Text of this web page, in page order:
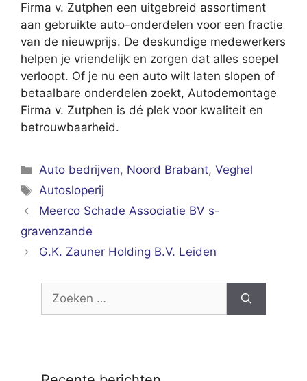
Firma v. Zutphen een uitgebreid assortiment
aan gebruikte auto-onderdelen voor een fractie
van de nieuwprijs. De deskundige medewerkers
helpen je vriendelijk en zorgen dat alles soepel
verloopt. Of je nu een auto wilt laten slopen of
betaalbare onderdelen zoekt, Autodemontage
Firma v. Zutphen is dé plek voor kwaliteit en
betrouwbaarheid.
Categorieën
Auto bedrijven, Noord Brabant,Veghel
Tags
Autosloperij
Meerco Schade Associatie BV s-
gravenzande
G.K. Zauner Holding B.V. Leiden
Zoek